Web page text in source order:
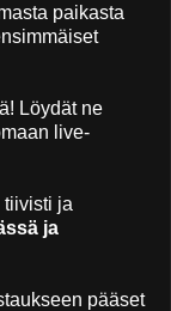
paikasta
Löydät ne
live-
tiivisti ja
ja
pääset